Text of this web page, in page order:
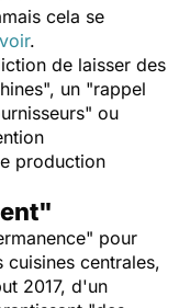
cela se
.
de laisser des
un "rappel
ou
production
pour
cuisines centrales,
2017, d'un